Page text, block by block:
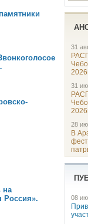
на
Россия».
31
31
28
В
08